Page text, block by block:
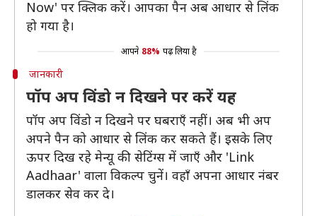
Now' पर क्लिक करें। आपका पैन अब आधार से लिंक
हो गया है।
आपने 88% पढ़ लिया है
जानकारी
पॉप अप विंडो न दिखने पर करें यह
पॉप अप विंडो न दिखने पर घबराएँ नहीं। अब भी अप
अपने पैन को आधार से लिंक कर सकते हैं। इसके लिए
ऊपर दिख रहे मेन्यू की सेटिंग्स में जाएँ और 'Link
Aadhaar' वाला विकल्प चुनें। वहाँ अपना आधार नंबर
डालकर सेव कर दे।